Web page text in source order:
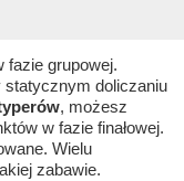
fazie grupowej.
statycznym doliczaniu
, możesz
w fazie finałowej.
Wielu
zabawie.